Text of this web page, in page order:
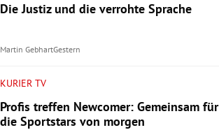
Die Justiz und die verrohte Sprache
Martin GebhartGestern
KURIER TV
Profis treffen Newcomer: Gemeinsam für
die Sportstars von morgen